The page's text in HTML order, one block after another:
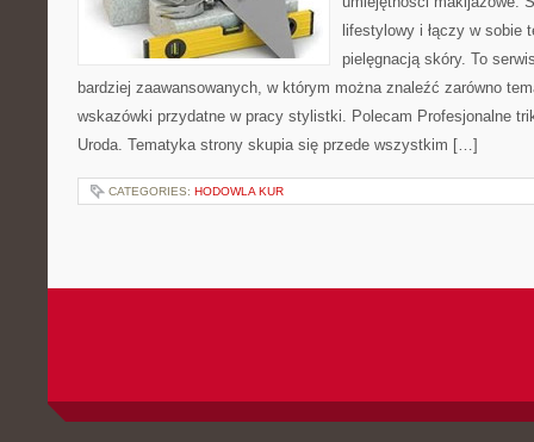
lifestylowy i łączy w sobie
pielęgnacją skóry. To
bardziej zaawansowanych, w którym można znaleźć zarówno
wskazówki przydatne w pracy stylistki. Polecam Profesjonalne
Uroda. Tematyka strony skupia się przede wszystkim […]
CATEGORIES: HODOWLA KUR